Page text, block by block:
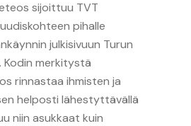
sijoittuu TVT
pihalle
julkisivuun Turun
Kodin merkitystä
rinnastaa ihmisten ja
helposti lähestyttävällä
niin asukkaat kuin